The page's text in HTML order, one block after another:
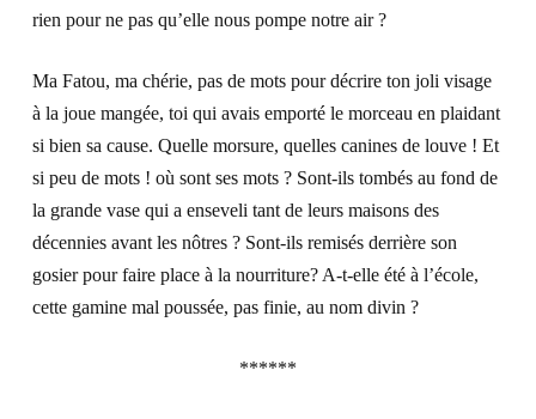
rien pour ne pas qu’elle nous pompe notre air ?
Ma Fatou, ma chérie, pas de mots pour décrire ton joli visage
à la joue mangée, toi qui avais emporté le morceau en plaidant
si bien sa cause. Quelle morsure, quelles canines de louve ! Et
si peu de mots ! où sont ses mots ? Sont-ils tombés au fond de
la grande vase qui a enseveli tant de leurs maisons des
décennies avant les nôtres ? Sont-ils remisés derrière son
gosier pour faire place à la nourriture? A-t-elle été à l’école,
cette gamine mal poussée, pas finie, au nom divin ?
******